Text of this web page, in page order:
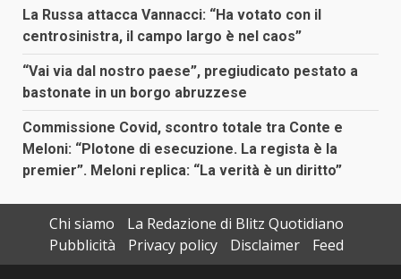
La Russa attacca Vannacci: “Ha votato con il
centrosinistra, il campo largo è nel caos”
“Vai via dal nostro paese”, pregiudicato pestato a
bastonate in un borgo abruzzese
Commissione Covid, scontro totale tra Conte e
Meloni: “Plotone di esecuzione. La regista è la
premier”. Meloni replica: “La verità è un diritto”
Chi siamo
La Redazione di Blitz Quotidiano
Pubblicità
Privacy policy Disclaimer
Feed